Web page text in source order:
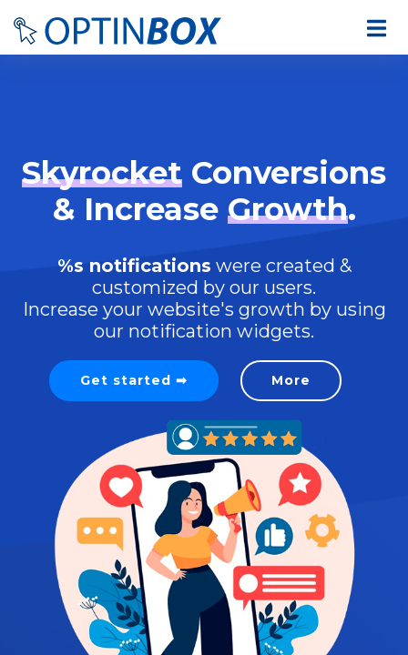
Skyrocket Conversions
& Increase Growth.
%s notifications were created &
customized by our users.
Increase your website's growth by using
our notification widgets.
Get started ➡ More